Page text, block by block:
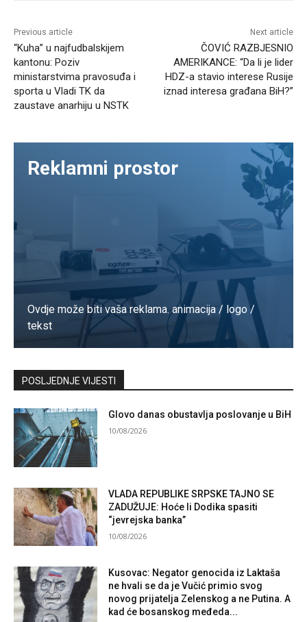
Previous article
“Kuha” u najfudbalskijem
kantonu: Poziv
ministarstvima pravosuđa i
sporta u Vladi TK da
zaustave anarhiju u NSTK
Next article
ČOVIĆ RAZBJESNIO
AMERIKANCE: “Da li je lider
HDZ-a stavio interese Rusije
iznad interesa građana BiH?”
Reklamni prostor
Ovdje može biti vaša reklama. animacija / logo /
tekst
Kontaktirajte nas
POSLJEDNJE VIJESTI
Glovo danas obustavlja poslovanje u BiH
10/08/2026
VLADA REPUBLIKE SRPSKE TAJNO SE
ZADUŽUJE: Hoće li Dodika spasiti
“jevrejska banka”
10/08/2026
Kusovac: Negator genocida iz Laktaša
ne hvali se da je Vučić primio svog
novog prijatelja Zelenskog a ne Putina. A
kad će bosanskog međeda...